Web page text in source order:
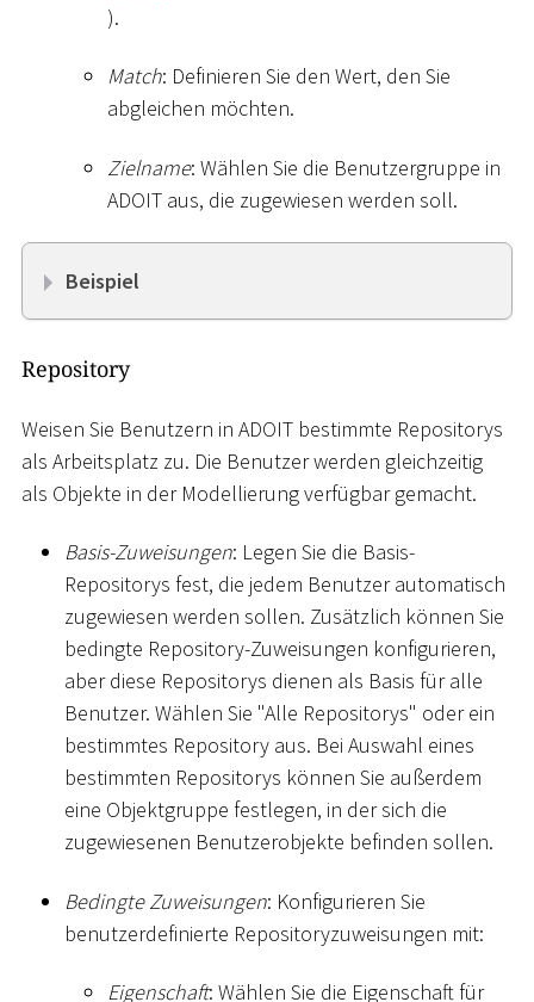
).
Match: Definieren Sie den Wert, den Sie
abgleichen möchten.
Zielname: Wählen Sie die Benutzergruppe in
ADOIT aus, die zugewiesen werden soll.
Beispiel
Repository
Weisen Sie Benutzern in ADOIT bestimmte Repositorys
als Arbeitsplatz zu. Die Benutzer werden gleichzeitig
als Objekte in der Modellierung verfügbar gemacht.
Basis-Zuweisungen: Legen Sie die Basis-
Repositorys fest, die jedem Benutzer automatisch
zugewiesen werden sollen. Zusätzlich können Sie
bedingte Repository-Zuweisungen konfigurieren,
aber diese Repositorys dienen als Basis für alle
Benutzer. Wählen Sie "Alle Repositorys" oder ein
bestimmtes Repository aus. Bei Auswahl eines
bestimmten Repositorys können Sie außerdem
eine Objektgruppe festlegen, in der sich die
zugewiesenen Benutzerobjekte befinden sollen.
Bedingte Zuweisungen: Konfigurieren Sie
benutzerdefinierte Repositoryzuweisungen mit:
Eigenschaft: Wählen Sie die Eigenschaft für